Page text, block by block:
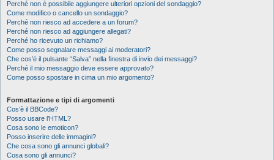
Perché non è possibile aggiungere ulteriori opzioni del sondaggio?
Come modifico o cancello un sondaggio?
Perché non riesco ad accedere a un forum?
Perché non riesco ad aggiungere allegati?
Perché ho ricevuto un richiamo?
Come posso segnalare messaggi ai moderatori?
Che cos’è il pulsante “Salva” nella finestra di invio dei messaggi?
Perché il mio messaggio deve essere approvato?
Come posso spostare in cima un mio argomento?
Formattazione e tipi di argomenti
Cos’è il BBCode?
Posso usare l’HTML?
Cosa sono le emoticon?
Posso inserire delle immagini?
Che cosa sono gli annunci globali?
Cosa sono gli annunci?